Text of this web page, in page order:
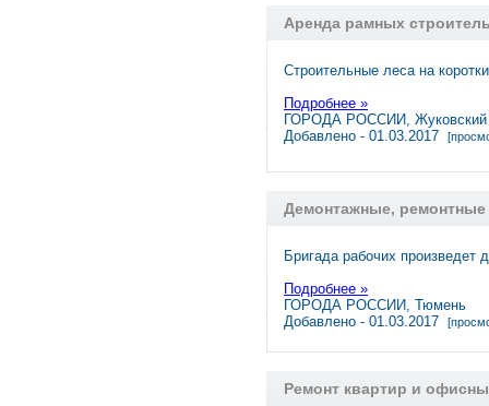
Аренда рамных
Строительные леса на
Подробнее »
ГОРОДА РОССИИ, Жуковский
Добавлено - 01.03.2017
Демонтажные,
Бригада рабочих произведет
Подробнее »
ГОРОДА РОССИИ, Тюмень
Добавлено - 01.03.2017
Ремонт квартир и